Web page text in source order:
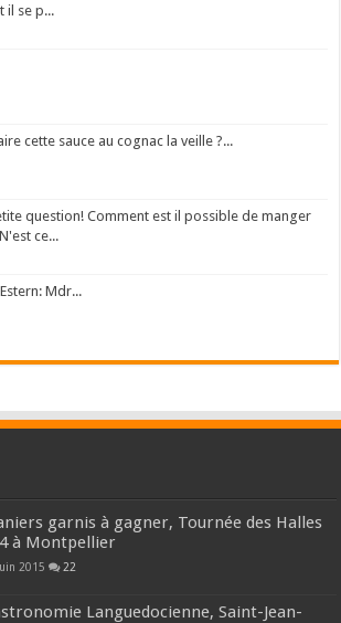
il se p...
cette sauce au cognac la veille ?...
question! Comment est il possible de manger
ce...
Mdr...
garnis à gagner, Tournée des Halles
à Montpellier
2015 22
Languedocienne, Saint-Jean-